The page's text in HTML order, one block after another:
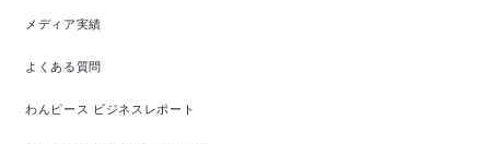
メディア実績
よくある質問
わんピース ビジネスレポート